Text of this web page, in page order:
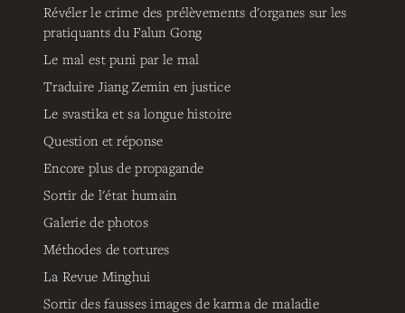
Révéler le crime des prélèvements d'organes sur les
pratiquants du Falun Gong
Le mal est puni par le mal
Traduire Jiang Zemin en justice
Le svastika et sa longue histoire
Question et réponse
Encore plus de propagande
Sortir de l'état humain
Galerie de photos
Méthodes de tortures
La Revue Minghui
Sortir des fausses images de karma de maladie